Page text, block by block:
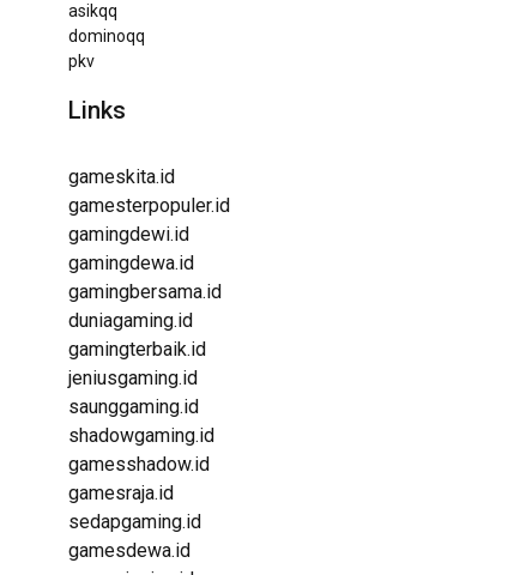
asikqq
dominoqq
pkv
Links
gameskita.id
gamesterpopuler.id
gamingdewi.id
gamingdewa.id
gamingbersama.id
duniagaming.id
gamingterbaik.id
jeniusgaming.id
saunggaming.id
shadowgaming.id
gamesshadow.id
gamesraja.id
sedapgaming.id
gamesdewa.id